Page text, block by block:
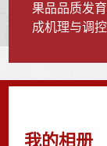
果品品质发
成机理与调
我的相册